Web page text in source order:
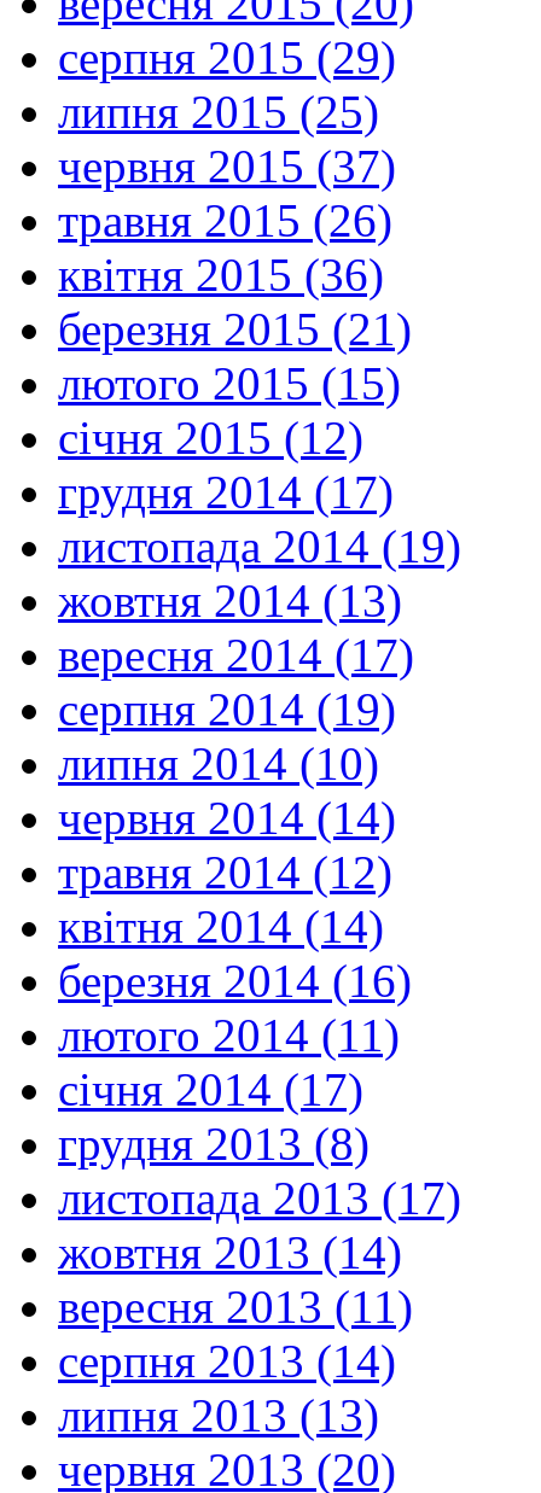
серпня 2015 (29)
липня 2015 (25)
червня 2015 (37)
травня 2015 (26)
квітня 2015 (36)
березня 2015 (21)
лютого 2015 (15)
січня 2015 (12)
грудня 2014 (17)
листопада 2014 (19)
жовтня 2014 (13)
вересня 2014 (17)
серпня 2014 (19)
липня 2014 (10)
червня 2014 (14)
травня 2014 (12)
квітня 2014 (14)
березня 2014 (16)
лютого 2014 (11)
січня 2014 (17)
грудня 2013 (8)
листопада 2013 (17)
жовтня 2013 (14)
вересня 2013 (11)
серпня 2013 (14)
липня 2013 (13)
червня 2013 (20)